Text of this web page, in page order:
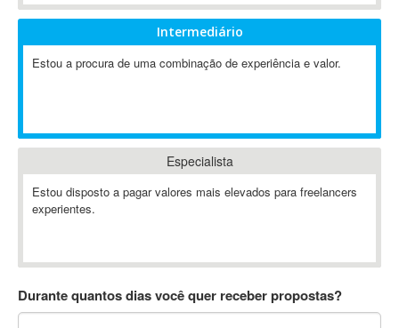
ABBYY FineReader
AbleCommerce
Ableton Push
Abstract Window Toolkit (AWT)
Absynth
ACARS
AccountMate
ACDSee
Intermediário
Estou a procura de uma combinação de experiência e valor.
Especialista
Estou disposto a pagar valores mais elevados para freelancers
experientes.
Durante quantos dias você quer receber propostas?